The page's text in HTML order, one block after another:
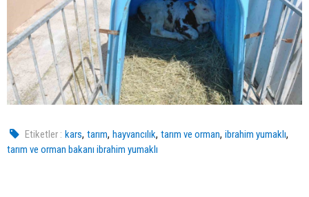
Etiketler : kars,tarım,hayvancılık,tarım ve orman,ibrahim yumaklı,
tarım ve orman bakanı ibrahim yumaklı